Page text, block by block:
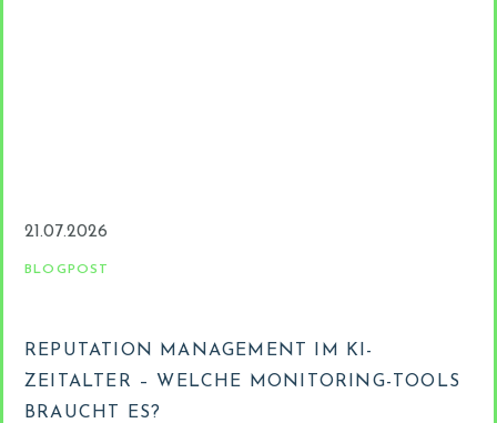
21.07.2026
BLOGPOST
REPUTATION MANAGEMENT IM KI-
ZEITALTER – WELCHE MONITORING-TOOLS
BRAUCHT ES?